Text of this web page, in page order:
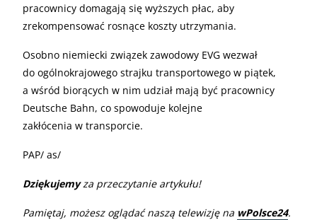
pracownicy domagają się wyższych płac, aby
zrekompensować rosnące koszty utrzymania.
Osobno niemiecki związek zawodowy EVG wezwał
do ogólnokrajowego strajku transportowego w piątek,
a wśród biorących w nim udział mają być pracownicy
Deutsche Bahn, co spowoduje kolejne
zakłócenia w transporcie.
PAP/ as/
Dziękujemyza przeczytanie artykułu!
Pamiętaj, możesz oglądać naszą telewizję na wPolsce24.